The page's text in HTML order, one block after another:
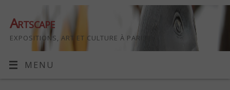
Artscape
EXPOSITIONS, ART ET CULTURE À PARIS
MENU